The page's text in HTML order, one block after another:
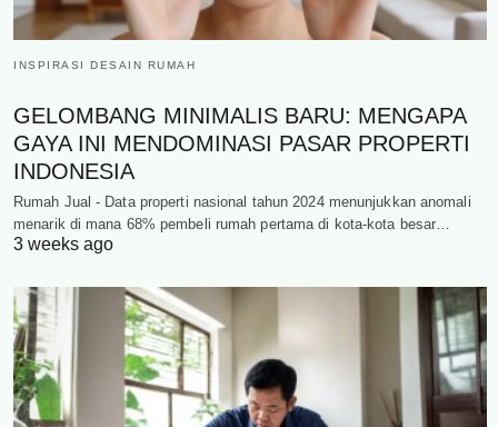
INSPIRASI DESAIN RUMAH
GELOMBANG MINIMALIS BARU: MENGAPA
GAYA INI MENDOMINASI PASAR PROPERTI
INDONESIA
Rumah Jual - Data properti nasional tahun 2024 menunjukkan anomali
menarik di mana 68% pembeli rumah pertama di kota-kota besar…
3 weeks ago